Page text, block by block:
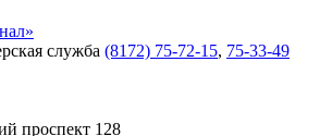
служба (8172) 75-72-15, 75-33-49
проспект 128